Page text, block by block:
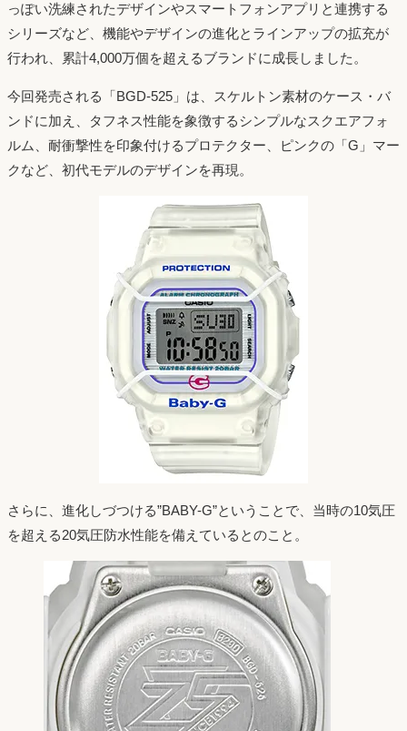
っぽい洗練されたデザインやスマートフォンアプリと連携する
シリーズなど、機能やデザインの進化とラインアップの拡充が
行われ、累計4,000万個を超えるブランドに成長しました。
今回発売される「BGD-525」は、スケルトン素材のケース・バ
ンドに加え、タフネス性能を象徴するシンプルなスクエアフォ
ルム、耐衝撃性を印象付けるプロテクター、ピンクの「G」マー
クなど、初代モデルのデザインを再現。
さらに、進化しづつける”BABY-G”ということで、当時の10気圧
を超える20気圧防水性能を備えているとのこと。